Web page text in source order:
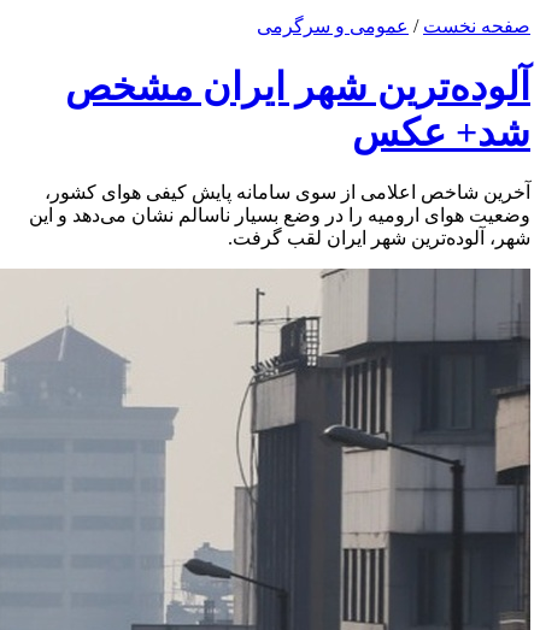
صفحه نخست / عمومی و سرگرمی
آلوده‌ترین شهر ایران مشخص
شد+ عکس
آخرین شاخص اعلامی از سوی سامانه پایش کیفی هوای کشور،
وضعیت هوای ارومیه را در وضع بسیار ناسالم نشان می‌دهد و این
شهر، آلوده‌ترین شهر ایران لقب گرفت.